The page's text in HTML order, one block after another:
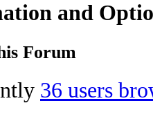
and
Forum
36 users